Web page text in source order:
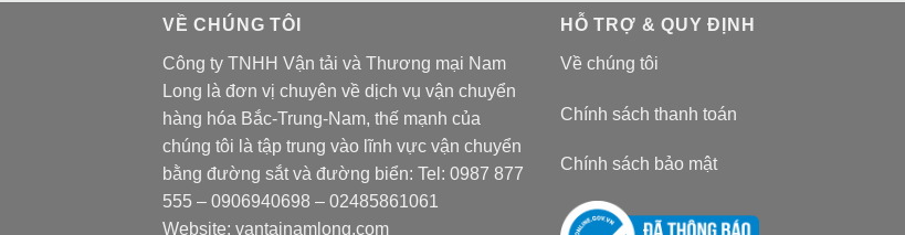
VỀ CHÚNG TÔI
Công ty TNHH Vận tải và Thương mại Nam
Long là đơn vị chuyên về dịch vụ vận chuyển
hàng hóa Bắc-Trung-Nam, thế mạnh của
chúng tôi là tập trung vào lĩnh vực vận chuyển
bằng đường sắt và đường biển: Tel: 0987 877
555 – 0906940698 – 02485861061
Website: vantainamlong.com
HỖ TRỢ & QUY ĐỊNH
Về chúng tôi
Chính sách thanh toán
Chính sách bảo mật